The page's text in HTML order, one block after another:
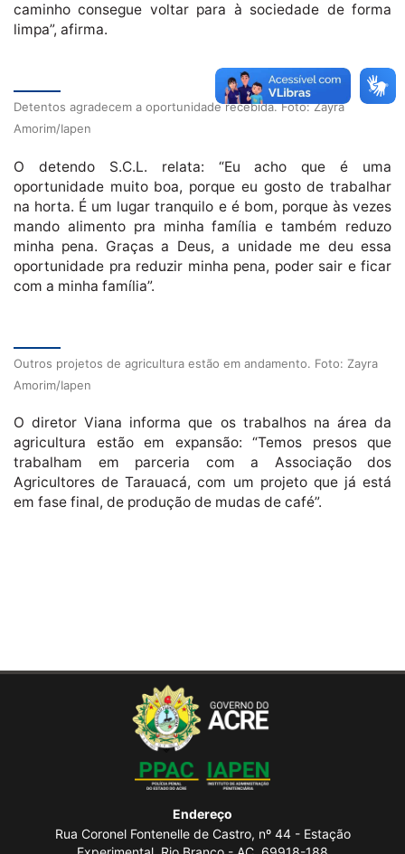
caminho consegue voltar para à sociedade de forma
limpa”, afirma.
Detentos agradecem a oportunidade recebida. Foto: Zayra
Amorim/Iapen
O detendo S.C.L. relata: “Eu acho que é uma
oportunidade muito boa, porque eu gosto de trabalhar
na horta. É um lugar tranquilo e é bom, porque às vezes
mando alimento pra minha família e também reduzo
minha pena. Graças a Deus, a unidade me deu essa
oportunidade pra reduzir minha pena, poder sair e ficar
com a minha família”.
Outros projetos de agricultura estão em andamento. Foto: Zayra
Amorim/Iapen
O diretor Viana informa que os trabalhos na área da
agricultura estão em expansão: “Temos presos que
trabalham em parceria com a Associação dos
Agricultores de Tarauacá, com um projeto que já está
em fase final, de produção de mudas de café”.
Endereço
Rua Coronel Fontenelle de Castro, nº 44 - Estação